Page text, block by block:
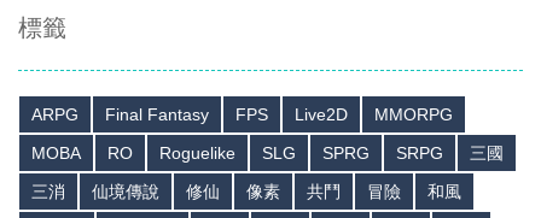
標籤
ARPG Final Fantasy FPS Live2D
MMORPG
MOBA
RO Roguelike SLG SPRG SRPG
三國
三消
仙境傳說 修仙 像素 共鬥 冒險
和風